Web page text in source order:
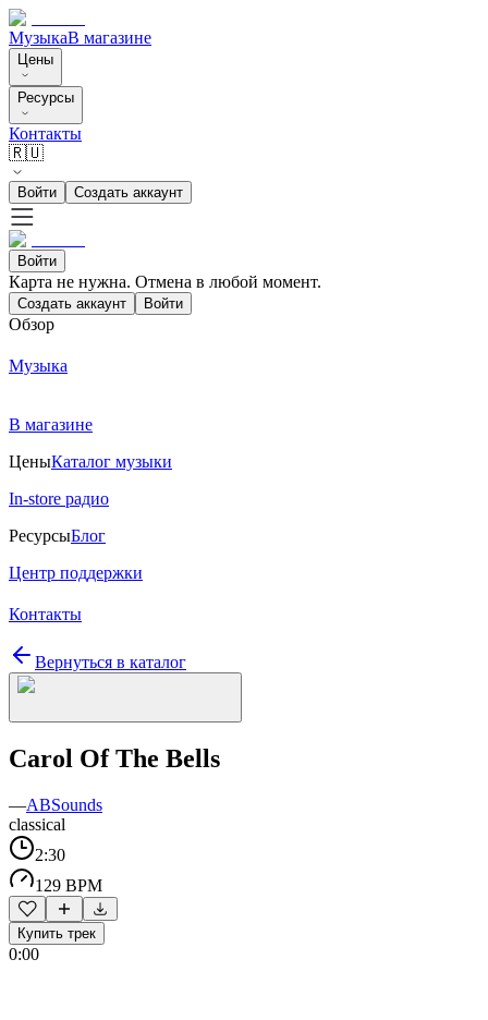
МузыкаВ магазине
Цены
Ресурсы
Контакты
🇷🇺
Войти Создать аккаунт
Войти
Карта не нужна. Отмена в любой момент.
Создать аккаунт Войти
Обзор
Музыка
В магазине
ЦеныКаталог музыки
In-store радио
РесурсыБлог
Центр поддержки
Контакты
Вернуться в каталог
Carol Of The Bells
—ABSounds
classical
2:30
129 BPM
Купить трек
0:00